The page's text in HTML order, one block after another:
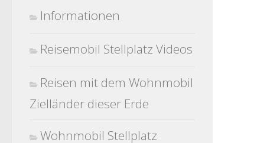
Informationen
Reisemobil Stellplatz Videos
Reisen mit dem Wohnmobil
Zielländer dieser Erde
Wohnmobil Stellplatz